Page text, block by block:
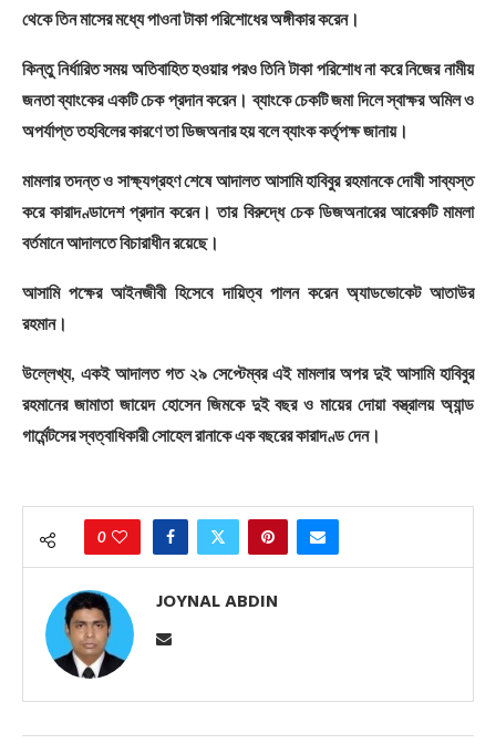
থেকে তিন মাসের মধ্যে পাওনা টাকা পরিশোধের অঙ্গীকার করেন।
কিন্তু নির্ধারিত সময় অতিবাহিত হওয়ার পরও তিনি টাকা পরিশোধ না করে নিজের নামীয়
জনতা ব্যাংকের একটি চেক প্রদান করেন। ব্যাংকে চেকটি জমা দিলে স্বাক্ষর অমিল ও
অপর্যাপ্ত তহবিলের কারণে তা ডিজঅনার হয় বলে ব্যাংক কর্তৃপক্ষ জানায়।
মামলার তদন্ত ও সাক্ষ্যগ্রহণ শেষে আদালত আসামি হাবিবুর রহমানকে দোষী সাব্যস্ত
করে কারাদণ্ডাদেশ প্রদান করেন। তার বিরুদ্ধে চেক ডিজঅনারের আরেকটি মামলা
বর্তমানে আদালতে বিচারাধীন রয়েছে।
আসামি পক্ষের আইনজীবী হিসেবে দায়িত্ব পালন করেন অ্যাডভোকেট আতাউর
রহমান।
উল্লেখ্য, একই আদালত গত ২৯ সেপ্টেম্বর এই মামলার অপর দুই আসামি হাবিবুর
রহমানের জামাতা জায়েদ হোসেন জিমকে দুই বছর ও মায়ের দোয়া বস্ত্রালয় অ্যান্ড
গার্মেন্টসের স্বত্বাধিকারী সোহেল রানাকে এক বছরের কারাদণ্ড দেন।
0
JOYNAL ABDIN